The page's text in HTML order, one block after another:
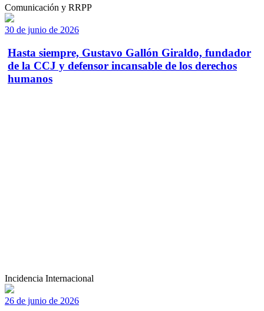
Comunicación y RRPP
30 de junio de 2026
Hasta siempre, Gustavo Gallón Giraldo, fundador
de la CCJ y defensor incansable de los derechos
humanos
Incidencia Internacional
26 de junio de 2026